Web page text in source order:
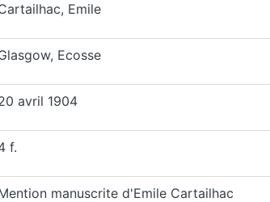
Emile
Ecosse
avril 1904
f.
manuscrite d'Emile Cartailhac